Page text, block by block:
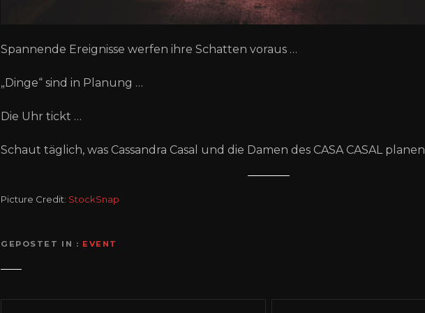
Spannende Ereignisse werfen ihre Schatten voraus …
„Dinge“ sind in Planung …
Die Uhr tickt …
Schaut täglich, was Cassandra Casal und die Damen des CASA CASAL
Picture Credit: StockSnap
GEPOSTET IN EVENT